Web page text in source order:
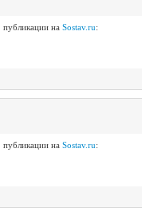
публикации на Sostav.ru:
публикации на Sostav.ru: